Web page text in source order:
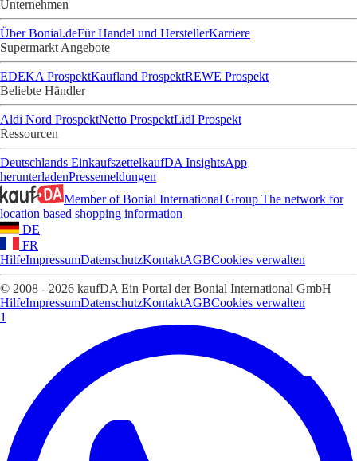
Unternehmen
Über Bonial.deFür Handel und HerstellerKarriere
Supermarkt Angebote
EDEKA ProspektKaufland ProspektREWE Prospekt
Beliebte Händler
Aldi Nord ProspektNetto ProspektLidl Prospekt
Ressourcen
Deutschlands EinkaufszettelkaufDA InsightsApp
herunterladenPressemeldungen
Member of Bonial International Group The network for
location based shopping information
DE
FR
HilfeImpressumDatenschutzKontaktAGBCookies verwalten
© 2008 - 2026 kaufDA Ein Portal der Bonial International GmbH
HilfeImpressumDatenschutzKontaktAGBCookies verwalten
1